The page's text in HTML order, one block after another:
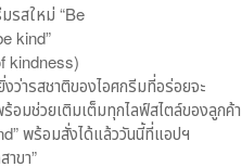
รสใหม่ “Be
kind”
kindness)
ว่ารสชาติของไอศกรีมที่อร่อยจะ
อมช่วยเติมเต็มทุกไลฟ์สไตล์ของลูกค้า
พร้อมสั่งได้แล้ววันนี้ที่แอปฯ
ขา”